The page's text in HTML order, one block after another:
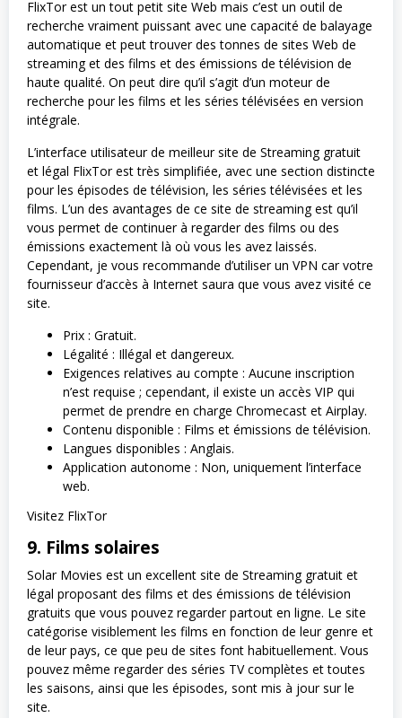
FlixTor est un tout petit site Web mais c’est un outil de
recherche vraiment puissant avec une capacité de balayage
automatique et peut trouver des tonnes de sites Web de
streaming et des films et des émissions de télévision de
haute qualité. On peut dire qu’il s’agit d’un moteur de
recherche pour les films et les séries télévisées en version
intégrale.
L’interface utilisateur de meilleur site de Streaming gratuit
et légal FlixTor est très simplifiée, avec une section distincte
pour les épisodes de télévision, les séries télévisées et les
films. L’un des avantages de ce site de streaming est qu’il
vous permet de continuer à regarder des films ou des
émissions exactement là où vous les avez laissés.
Cependant, je vous recommande d’utiliser un VPN car votre
fournisseur d’accès à Internet saura que vous avez visité ce
site.
Prix : Gratuit.
Légalité : Illégal et dangereux.
Exigences relatives au compte : Aucune inscription
n’est requise ; cependant, il existe un accès VIP qui
permet de prendre en charge Chromecast et Airplay.
Contenu disponible : Films et émissions de télévision.
Langues disponibles : Anglais.
Application autonome : Non, uniquement l’interface
web.
Visitez FlixTor
9. Films solaires
Solar Movies est un excellent site de Streaming gratuit et
légal proposant des films et des émissions de télévision
gratuits que vous pouvez regarder partout en ligne. Le site
catégorise visiblement les films en fonction de leur genre et
de leur pays, ce que peu de sites font habituellement. Vous
pouvez même regarder des séries TV complètes et toutes
les saisons, ainsi que les épisodes, sont mis à jour sur le
site.